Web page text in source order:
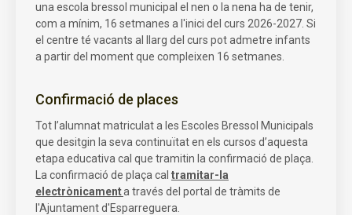
una escola bressol municipal el nen o la nena ha de tenir,
com a mínim, 16 setmanes a l'inici del curs 2026-2027. Si
el centre té vacants al llarg del curs pot admetre infants
a partir del moment que compleixen 16 setmanes.
Confirmació de places
Tot l’alumnat matriculat a les Escoles Bressol Municipals
que desitgin la seva continuïtat en els cursos d’aquesta
etapa educativa cal que tramitin la confirmació de plaça.
La confirmació de plaça cal tramitar-la
electrònicamenta través del portal de tràmits de
l'Ajuntament d'Esparreguera.